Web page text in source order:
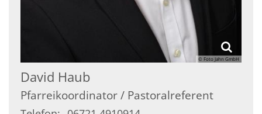
© Foto Jahn GmbH
David Haub
Pfarreikoordinator / Pastoralreferent